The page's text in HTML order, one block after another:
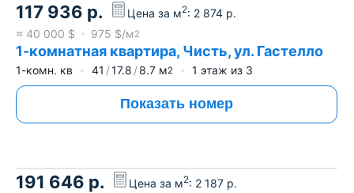
117 936 р. Цена за м2: 2 874 р.
≈ 40 000 $ 975 $/м2
1-комнатная квартира, Чисть, ул. Гастелло
1-комн. кв 41 17.8 8.7 м2 1 этаж из 3
Показать номер
191 646 р. Цена за м2: 2 187 р.